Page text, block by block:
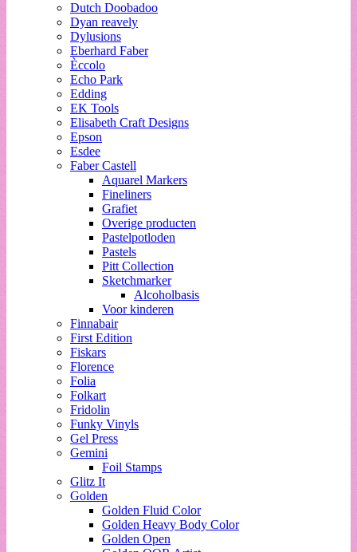
Dutch Doobadoo
Dyan reavely
Dylusions
Eberhard Faber
Èccolo
Echo Park
Edding
EK Tools
Elisabeth Craft Designs
Epson
Esdee
Faber Castell
Aquarel Markers
Fineliners
Grafiet
Overige producten
Pastelpotloden
Pastels
Pitt Collection
Sketchmarker
Alcoholbasis
Voor kinderen
Finnabair
First Edition
Fiskars
Florence
Folia
Folkart
Fridolin
Funky Vinyls
Gel Press
Gemini
Foil Stamps
Glitz It
Golden
Golden Fluid Color
Golden Heavy Body Color
Golden Open